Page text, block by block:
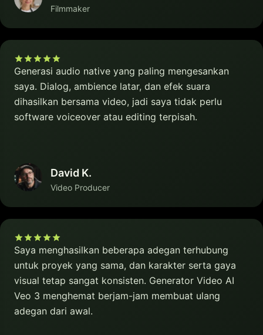
Filmmaker
Generasi audio native yang paling mengesankan
saya. Dialog, ambience latar, dan efek suara
dihasilkan bersama video, jadi saya tidak perlu
software voiceover atau editing terpisah.
David K.
Video Producer
Saya menghasilkan beberapa adegan terhubung
untuk proyek yang sama, dan karakter serta gaya
visual tetap sangat konsisten. Generator Video AI
Veo 3 menghemat berjam-jam membuat ulang
adegan dari awal.